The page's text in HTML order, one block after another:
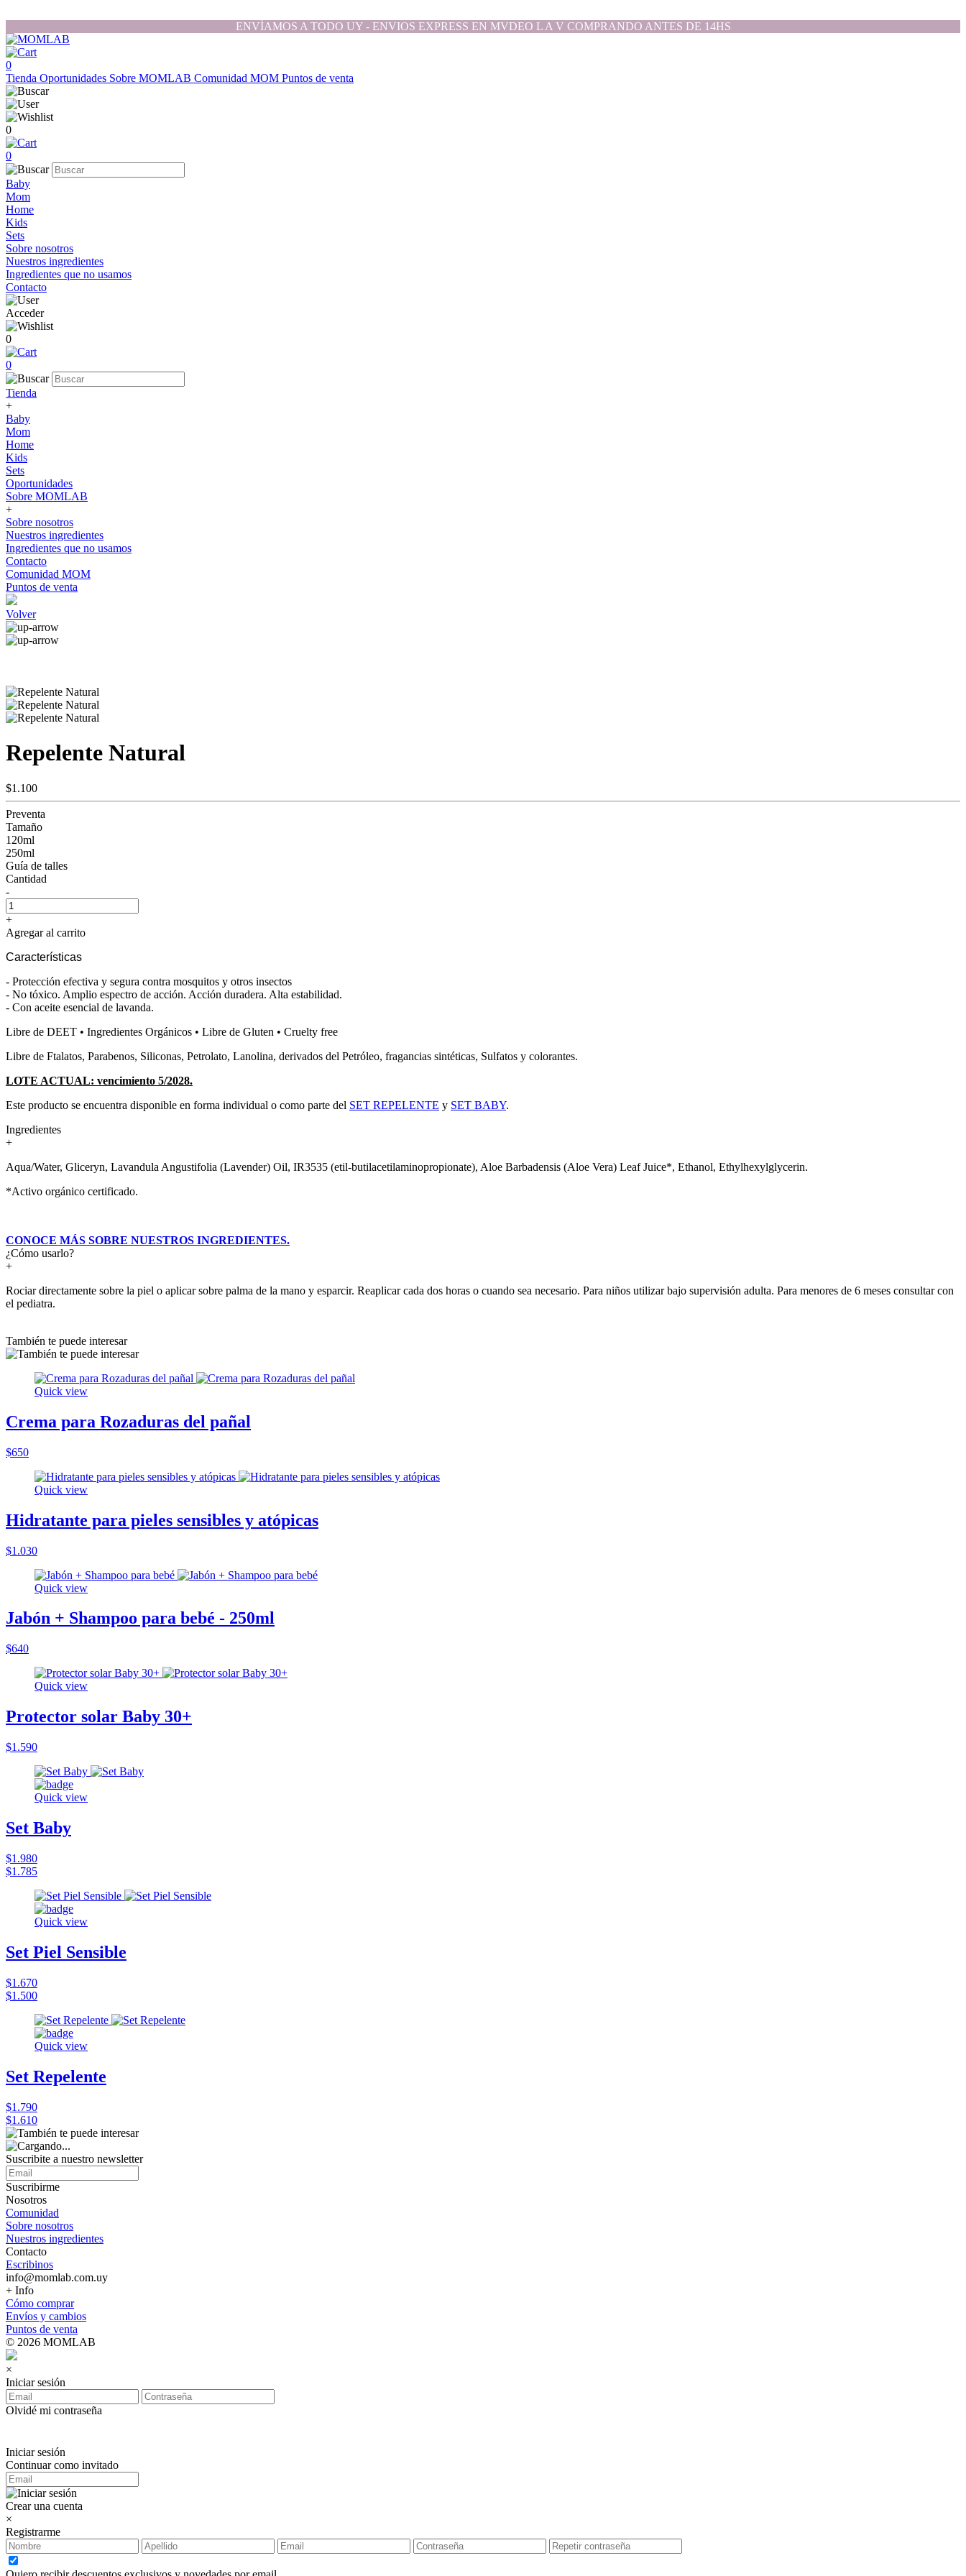
ENVÍAMOS A TODO UY - ENVIOS EXPRESS EN MVDEO L A V COMPRANDO ANTES DE 14HS
0
Tienda Oportunidades Sobre MOMLAB Comunidad MOM Puntos de venta
0
0
Baby
Mom
Home
Kids
Sets
Sobre nosotros
Nuestros ingredientes
Ingredientes que no usamos
Contacto
Acceder
0
0
Tienda
+
Baby
Mom
Home
Kids
Sets
Oportunidades
Sobre MOMLAB
+
Sobre nosotros
Nuestros ingredientes
Ingredientes que no usamos
Contacto
Comunidad MOM
Puntos de venta
Volver
Repelente Natural
$1.100
Preventa
Tamaño
120ml
250ml
Guía de talles
Cantidad
-
+
Agregar al carrito
Características
- Protección efectiva y segura contra mosquitos y otros insectos
- No tóxico. Amplio espectro de acción. Acción duradera. Alta estabilidad.
- Con aceite esencial de lavanda.
Libre de DEET • Ingredientes Orgánicos • Libre de Gluten • Cruelty free
Libre de Ftalatos, Parabenos, Siliconas, Petrolato, Lanolina, derivados del Petróleo, fragancias sintéticas, Sulfatos y colorantes.
LOTE ACTUAL: vencimiento 5/2028.
Este producto se encuentra disponible en forma individual o como parte del SET REPELENTE y SET BABY.
Ingredientes
+
Aqua/Water, Gliceryn, Lavandula Angustifolia (Lavender) Oil, IR3535 (etil-butilacetilaminopropionate), Aloe Barbadensis (Aloe Vera) Leaf Juice*, Ethanol, Ethylhexylglycerin.
*Activo orgánico certificado.
CONOCE MÁS SOBRE NUESTROS INGREDIENTES.
¿Cómo usarlo?
+
Rociar directamente sobre la piel o aplicar sobre palma de la mano y esparcir. Reaplicar cada dos horas o cuando sea necesario. Para niños utilizar bajo supervisión adulta. Para menores de 6 meses consultar con
el pediatra.
También te puede interesar
Quick view
Crema para Rozaduras del pañal
$650
Quick view
Hidratante para pieles sensibles y atópicas
$1.030
Quick view
Jabón + Shampoo para bebé - 250ml
$640
Quick view
Protector solar Baby 30+
$1.590
Quick view
Set Baby
$1.980
$1.785
Quick view
Set Piel Sensible
$1.670
$1.500
Quick view
Set Repelente
$1.790
$1.610
Suscribite a nuestro newsletter
Suscribirme
Nosotros
Comunidad
Sobre nosotros
Nuestros ingredientes
Contacto
Escribinos
info@momlab.com.uy
+ Info
Cómo comprar
Envíos y cambios
Puntos de venta
© 2026 MOMLAB
×
Iniciar sesión
Olvidé mi contraseña
Iniciar sesión
Continuar como invitado
Crear una cuenta
×
Registrarme